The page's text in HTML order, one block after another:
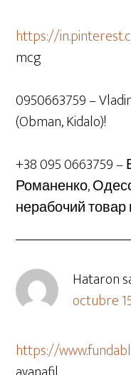
https://
mcg
0950663759 –
(Obman, Kidalo)!
+38 095 0663759
Романенко,
нерабочий товар
Hataron
octubre
https://